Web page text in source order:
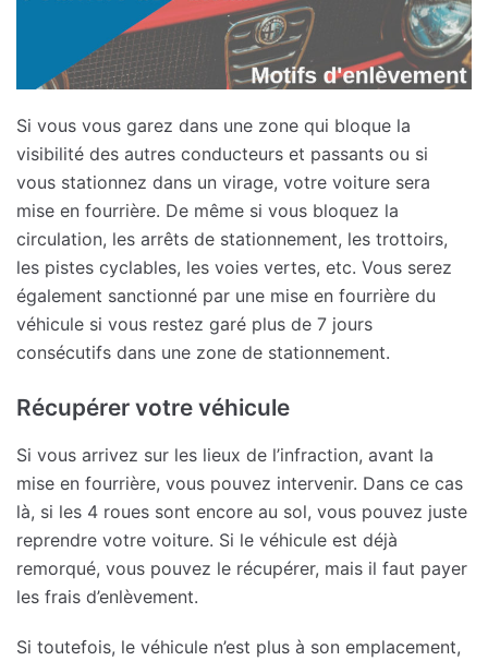
Si vous vous garez dans une zone qui bloque la
visibilité des autres conducteurs et passants ou si
vous stationnez dans un virage, votre voiture sera
mise en fourrière. De même si vous bloquez la
circulation, les arrêts de stationnement, les trottoirs,
les pistes cyclables, les voies vertes, etc. Vous serez
également sanctionné par une mise en fourrière du
véhicule si vous restez garé plus de 7 jours
consécutifs dans une zone de stationnement.
Récupérer votre véhicule
Si vous arrivez sur les lieux de l’infraction, avant la
mise en fourrière, vous pouvez intervenir. Dans ce cas
là, si les 4 roues sont encore au sol, vous pouvez juste
reprendre votre voiture. Si le véhicule est déjà
remorqué, vous pouvez le récupérer, mais il faut payer
les frais d’enlèvement.
Si toutefois, le véhicule n’est plus à son emplacement,